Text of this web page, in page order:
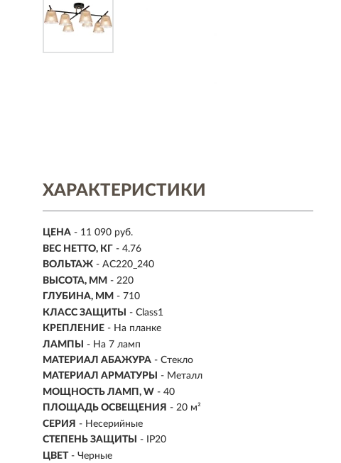
ХАРАКТЕРИСТИКИ
ЦЕНА - 11 090 руб.
ВЕС НЕТТО, КГ - 4.76
ВОЛЬТАЖ - AC220_240
ВЫСОТА, ММ - 220
ГЛУБИНА, ММ - 710
КЛАСС ЗАЩИТЫ
- Class1
КРЕПЛЕНИЕ - На планке
ЛАМПЫ
- На 7 ламп
МАТЕРИАЛ АБАЖУРА - Стекло
МАТЕРИАЛ АРМАТУРЫ
- Металл
МОЩНОСТЬ ЛАМП, W - 40
ПЛОЩАДЬ ОСВЕЩЕНИЯ - 20 м²
СЕРИЯ - Несерийные
СТЕПЕНЬ ЗАЩИТЫ
- IP20
ЦВЕТ - Черные